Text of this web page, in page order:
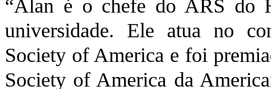
“Alan é o chefe do ARS do
universidade. Ele atua no
Society of America e foi
Society of America da